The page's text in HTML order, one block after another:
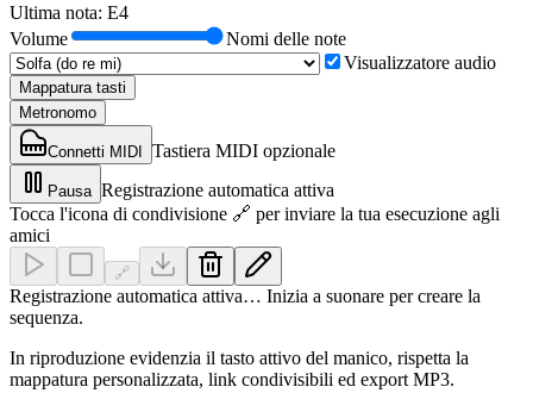
Ultima nota: E4
Volume
Nomi delle note
Visualizzatore audio
Mappatura tasti
Metronomo
Connetti MIDI Tastiera MIDI opzionale
Pausa Registrazione automatica attiva
Tocca l'icona di condivisione 🔗 per inviare la tua esecuzione agli
amici
🔗
Registrazione automatica attiva… Inizia a suonare per creare la
sequenza.
In riproduzione evidenzia il tasto attivo del manico, rispetta la
mappatura personalizzata, link condivisibili ed export MP3.